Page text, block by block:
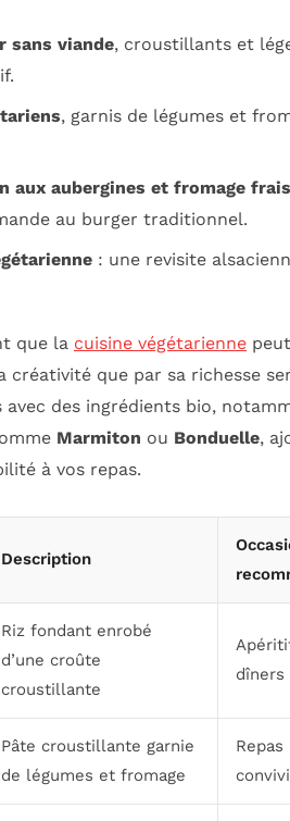
sans viande, croustillants et
, garnis de légumes et
aux aubergines et fromage frais
au burger traditionnel.
: une revisite
que la cuisine végétarienne
créativité que par sa richesse
avec des ingrédients bio,
Marmiton ou Bonduelle,
à vos repas.
Description
Riz fondant enrobé
d’une croûte
croustillante
dîners
Pâte croustillante garnie
de légumes et fromage
Repas